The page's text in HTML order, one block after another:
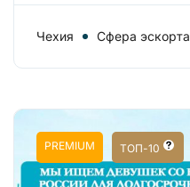
Чехия Сфера эскорта
PREMIUM ТОП-10